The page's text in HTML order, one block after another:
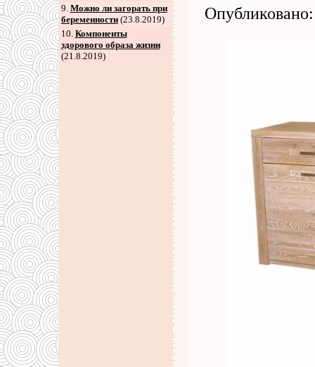
9. Можно ли загорать при
беременности(23.8.2019)
10. Компоненты
здорового образа жизни
(21.8.2019)